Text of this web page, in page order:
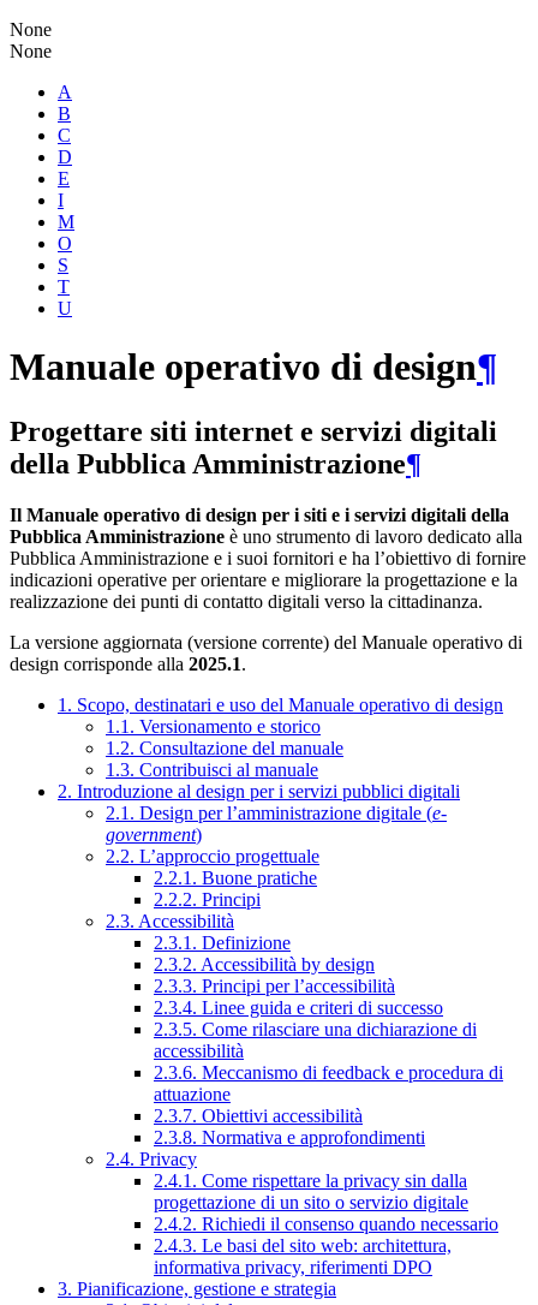
None
None
A
B
C
D
E
I
M
O
S
T
U
Manuale operativo di design¶
Progettare siti internet e servizi digitali
della Pubblica Amministrazione¶
Il Manuale operativo di design per i siti e i servizi digitali della
Pubblica Amministrazione è uno strumento di lavoro dedicato alla
Pubblica Amministrazione e i suoi fornitori e ha l’obiettivo di fornire
indicazioni operative per orientare e migliorare la progettazione e la
realizzazione dei punti di contatto digitali verso la cittadinanza.
La versione aggiornata (versione corrente) del Manuale operativo di
design corrisponde alla 2025.1.
1. Scopo, destinatari e uso del Manuale operativo di design
1.1. Versionamento e storico
1.2. Consultazione del manuale
1.3. Contribuisci al manuale
2. Introduzione al design per i servizi pubblici digitali
2.1. Design per l’amministrazione digitale (e-
government)
2.2. L’approccio progettuale
2.2.1. Buone pratiche
2.2.2. Principi
2.3. Accessibilità
2.3.1. Definizione
2.3.2. Accessibilità by design
2.3.3. Principi per l’accessibilità
2.3.4. Linee guida e criteri di successo
2.3.5. Come rilasciare una dichiarazione di
accessibilità
2.3.6. Meccanismo di feedback e procedura di
attuazione
2.3.7. Obiettivi accessibilità
2.3.8. Normativa e approfondimenti
2.4. Privacy
2.4.1. Come rispettare la privacy sin dalla
progettazione di un sito o servizio digitale
2.4.2. Richiedi il consenso quando necessario
2.4.3. Le basi del sito web: architettura,
informativa privacy, riferimenti DPO
3. Pianificazione, gestione e strategia